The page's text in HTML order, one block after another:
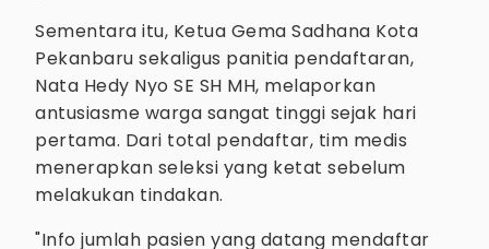
Sementara itu, Ketua Gema Sadhana Kota
Pekanbaru sekaligus panitia pendaftaran,
Nata Hedy Nyo SE SH MH, melaporkan
antusiasme warga sangat tinggi sejak hari
pertama. Dari total pendaftar, tim medis
menerapkan seleksi yang ketat sebelum
melakukan tindakan.
"Info jumlah pasien yang datang mendaftar